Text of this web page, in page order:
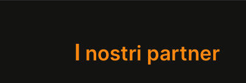
I nostri partner